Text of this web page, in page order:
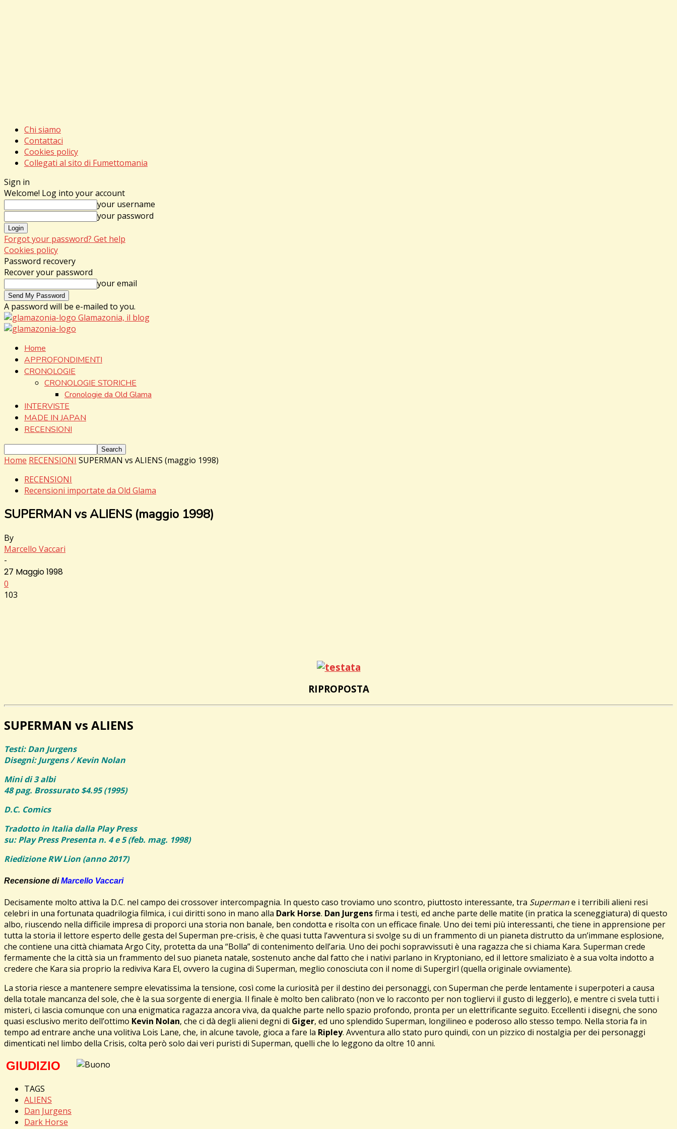
Chi siamo
Contattaci
Cookies policy
Collegati al sito di Fumettomania
Sign in
Welcome! Log into your account
your username
your password
Forgot your password? Get help
Cookies policy
Password recovery
Recover your password
your email
A password will be e-mailed to you.
Glamazonia, il blog
Home
APPROFONDIMENTI
CRONOLOGIE
CRONOLOGIE STORICHE
Cronologie da Old Glama
INTERVISTE
MADE IN JAPAN
RECENSIONI
Home RECENSIONI SUPERMAN vs ALIENS (maggio 1998)
RECENSIONI
Recensioni importate da Old Glama
SUPERMAN vs ALIENS (maggio 1998)
By
Marcello Vaccari
-
27 Maggio 1998
0
103
RIPROPOSTA
SUPERMAN vs ALIENS
Testi: Dan Jurgens
Disegni: Jurgens / Kevin Nolan
Mini di 3 albi
48 pag. Brossurato $4.95 (1995)
D.C. Comics
Tradotto in Italia dalla Play Press
su: Play Press Presenta n. 4 e 5 (feb. mag. 1998)
RiedizioneRW Lion (anno 2017)
Recensione diMarcello Vaccari
Decisamente molto attiva la D.C. nel campo dei crossover intercompagnia. In questo caso troviamo uno scontro, piuttosto interessante, tra Supermane i terribili alieni resi
celebri in una fortunata quadrilogia filmica, i cui diritti sono in mano alla Dark Horse. Dan Jurgensfirma i testi, ed anche parte delle matite (in pratica la sceneggiatura) di questo
albo, riuscendo nella difficile impresa di proporci una storia non banale, ben condotta e risolta con un efficace finale. Uno dei temi più interessanti, che tiene in apprensione per
tutta la storia il lettore esperto delle gesta del Superman pre-crisis, è che quasi tutta l’avventura si svolge su di un frammento di un pianeta distrutto da un’immane esplosione,
che contiene una città chiamata Argo City, protetta da una “Bolla” di contenimento dell’aria. Uno dei pochi sopravvissuti è una ragazza che si chiama Kara. Superman crede
fermamente che la città sia un frammento del suo pianeta natale, sostenuto anche dal fatto che i nativi parlano in Kryptoniano, ed il lettore smaliziato è a sua volta indotto a
credere che Kara sia proprio la rediviva Kara El, ovvero la cugina di Superman, meglio conosciuta con il nome di Supergirl (quella originale ovviamente).
La storia riesce a mantenere sempre elevatissima la tensione, così come la curiosità per il destino dei personaggi, con Superman che perde lentamente i superpoteri a causa
della totale mancanza del sole, che è la sua sorgente di energia. Il finale è molto ben calibrato (non ve lo racconto per non togliervi il gusto di leggerlo), e mentre ci svela tutti i
misteri, ci lascia comunque con una enigmatica ragazza ancora viva, da qualche parte nello spazio profondo, pronta per un elettrificante seguito. Eccellenti i disegni, che sono
quasi esclusivo merito dell’ottimo Kevin Nolan, che ci dà degli alieni degni di Giger, ed uno splendido Superman, longilineo e poderoso allo stesso tempo. Nella storia fa in
tempo ad entrare anche una volitiva Lois Lane, che, in alcune tavole, gioca a fare la Ripley. Avventura allo stato puro quindi, con un pizzico di nostalgia per dei personaggi
dimenticati nel limbo della Crisis, colta però solo dai veri puristi di Superman, quelli che lo leggono da oltre 10 anni.
GIUDIZIO
TAGS
ALIENS
Dan Jurgens
Dark Horse